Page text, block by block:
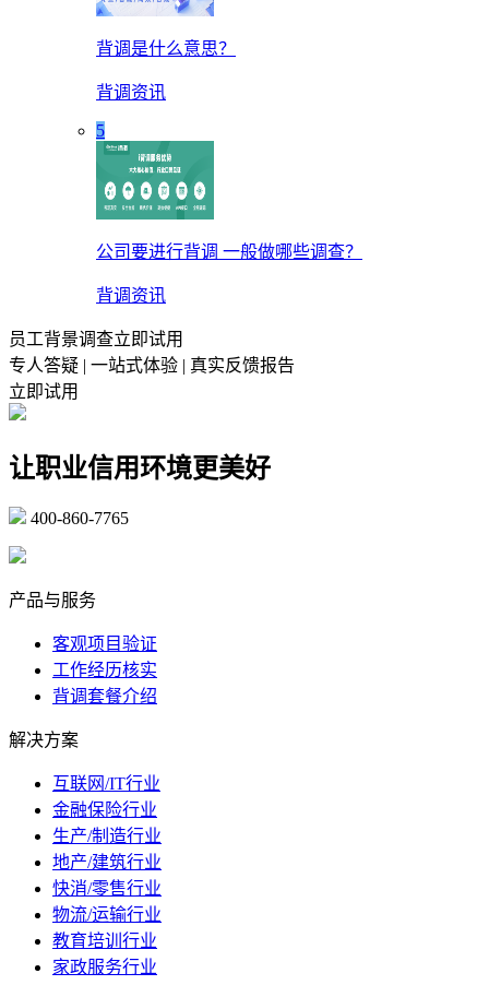
背调是什么意思？
背调资讯
5
公司要进行背调 一般做哪些调查？
背调资讯
员工背景调查立即试用
专人答疑 | 一站式体验 | 真实反馈报告
立即试用
让职业信用环境更美好
400-860-7765
产品与服务
客观项目验证
工作经历核实
背调套餐介绍
解决方案
互联网/IT行业
金融保险行业
生产/制造行业
地产/建筑行业
快消/零售行业
物流/运输行业
教育培训行业
家政服务行业